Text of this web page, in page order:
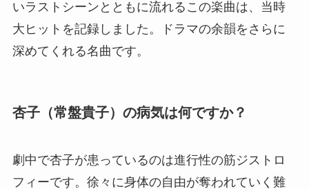
いラストシーンとともに流れるこの楽曲は、当時
大ヒットを記録しました。ドラマの余韻をさらに
深めてくれる名曲です。
杏子（常盤貴子）の病気は何ですか？
劇中で杏子が患っているのは進行性の筋ジストロ
フィーです。徐々に身体の自由が奪われていく難